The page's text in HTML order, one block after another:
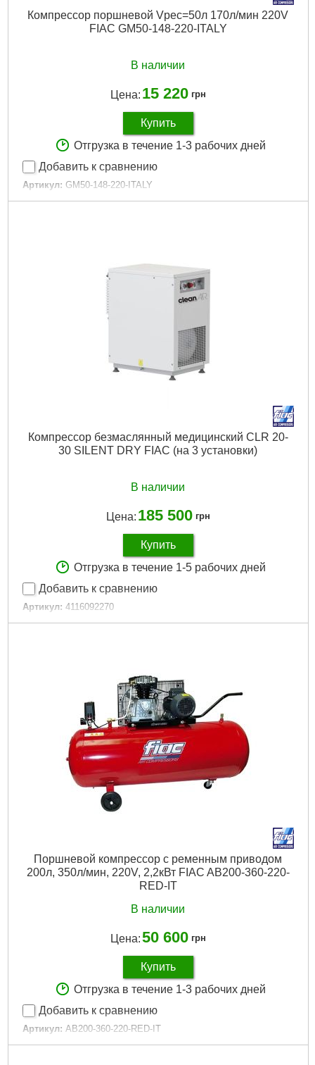
Компрессор поршневой Vрес=50л 170л/мин 220V
FIAC GM50-148-220-ITALY
В наличии
Цена: 15 220 грн
Купить
Отгрузка в течение 1-3 рабочих дней
Добавить к сравнению
Артикул: GM50-148-220-ITALY
Код товара: 30.81.31
Тип поршневого компрессора:
с прямым приводом
Тип компрессора по мобильности: Передвижной
Производительность:
0.17 куб. м/мин
Максимальное давление:
Горизонтально
95 дБ
20
Потребляемая мощность: 1500 Вт
Напряжение сети: 220~240 В
Система охлаждения цилиндров:
32,000 г
Подробнее...
Компрессор безмаслянный медицинский CLR 20-
30 SILENT DRY FIAC (на 3 установки)
В наличии
Цена: 185 500 грн
Купить
Отгрузка в течение 1-5 рабочих дней
Добавить к сравнению
Артикул: 4116092270
Код товара: 27.45.33
Поршневой компрессор с ременным приводом
200л, 350л/мин, 220V, 2,2кВт FIAC AB200-360-220-
RED-IT
В наличии
Цена:50 600 грн
Купить
Отгрузка в течение 1-3 рабочих дней
Добавить к сравнению
Артикул: AB200-360-220-RED-IT
Код товара: 29.19.03